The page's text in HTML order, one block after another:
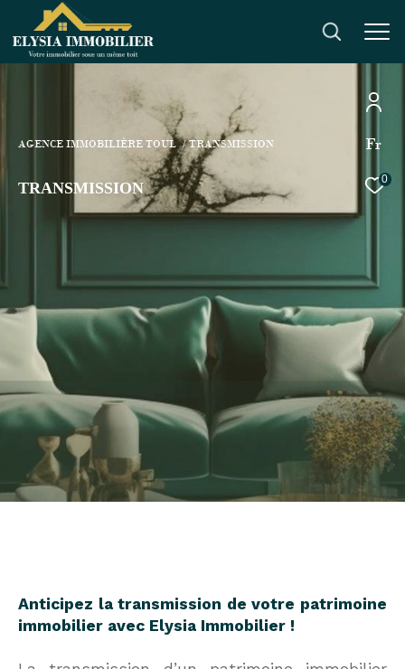
Fr
0
AGENCE IMMOBILIÈRE TOUL TRANSMISSION
TRANSMISSION
Anticipez la transmission de votre patrimoine
immobilier avec Elysia Immobilier !